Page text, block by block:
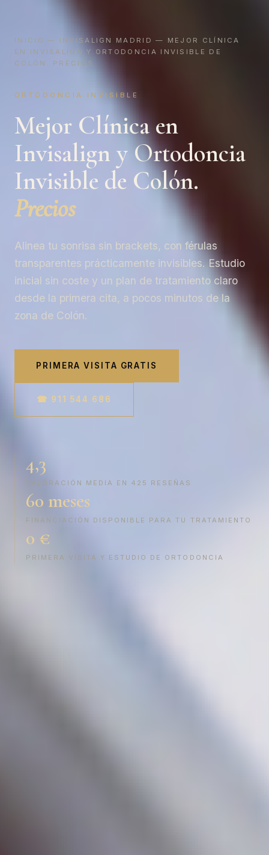
INICIO — INVISALIGN MADRID — MEJOR CLÍNICA
EN INVISALIGN Y ORTODONCIA INVISIBLE DE
COLÓN. PRECIOS
ORTODONCIA INVISIBLE
Mejor Clínica en
Invisalign y Ortodoncia
Invisible de Colón.
Precios
Alinea tu sonrisa sin brackets, con férulas
transparentes prácticamente invisibles. Estudio
inicial sin coste y un plan de tratamiento claro
desde la primera cita, a pocos minutos de la
zona de Colón.
PRIMERA VISITA GRATIS
☎ 911 544 686
4,3
VALORACIÓN MEDIA EN 425 RESEÑAS
60 meses
FINANCIACIÓN DISPONIBLE PARA TU TRATAMIENTO
0 €
PRIMERA VISITA Y ESTUDIO DE ORTODONCIA